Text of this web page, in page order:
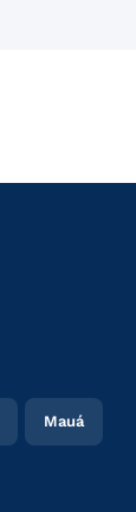
Mauá